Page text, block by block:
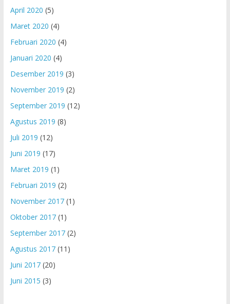
April 2020 (5)
Maret 2020 (4)
Februari 2020 (4)
Januari 2020 (4)
Desember 2019 (3)
November 2019 (2)
September 2019 (12)
Agustus 2019 (8)
Juli 2019 (12)
Juni 2019 (17)
Maret 2019 (1)
Februari 2019 (2)
November 2017(1)
Oktober 2017(1)
September 2017(2)
Agustus 2017(11)
Juni 2017(20)
Juni 2015 (3)